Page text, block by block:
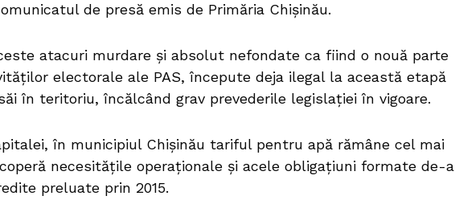
de presă emis de Primăria Chișinău.
atacuri murdare și absolut nefondate ca fiind o nouă parte
electorale ale PAS, începute deja ilegal la această etapă
în teritoriu, încălcând grav prevederile legislației în vigoare.
în municipiul Chișinău tariful pentru apă rămâne cel mai
necesitățile operaționale și acele obligațiuni formate de-a
preluate prin 2015.